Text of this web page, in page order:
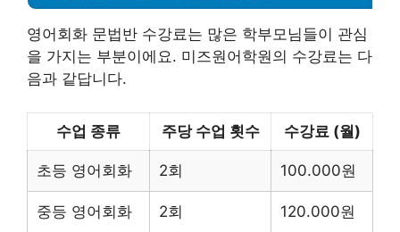
영어회화 문법반 수강료는 많은 학부모님들이 관심
을 가지는 부분이에요. 미즈원어학원의 수강료는 다
음과 같답니다.
수업 종류 주당 수업 횟수 수강료 (월)
초등 영어회화 2회 100.000원
중등 영어회화 2회 120.000원